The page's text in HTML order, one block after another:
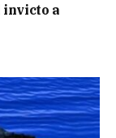
invicto a